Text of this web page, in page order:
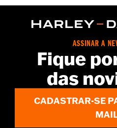
Sold Seperately:Screamin'
WARRANTY:1 year limited
d.com/warrantyfor full details
ASSINAR A
Fique
das
CADASTRAR-SE